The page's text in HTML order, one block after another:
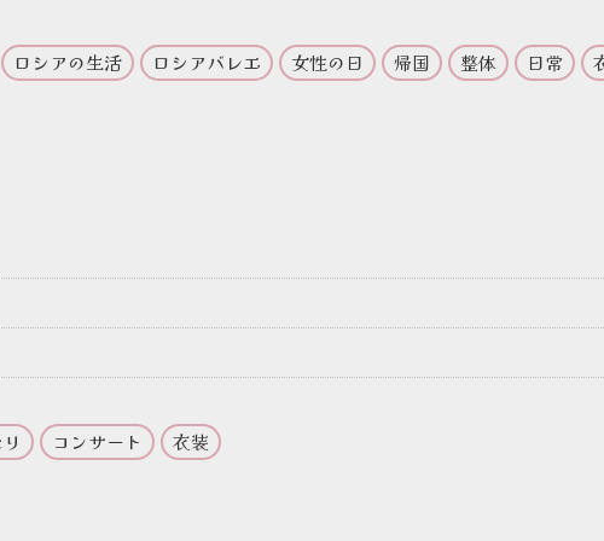
ロシアの生活 ロシアバレエ 女性の日 帰国 整体 日常
コンサート 衣装